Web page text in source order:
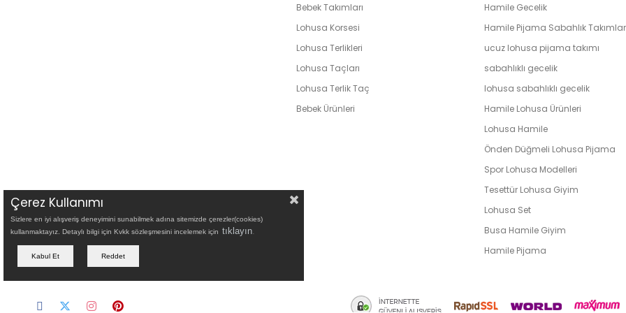
Bebek Takımları
Lohusa Korsesi
Lohusa Terlikleri
Lohusa Taçları
Lohusa Terlik Taç
Bebek Ürünleri
Hamile Gecelik
Hamile Pijama Sabahlık
ucuz lohusa pijama takımı
sabahlıklı gecelik
lohusa sabahlıklı gecelik
Hamile Lohusa Ürünleri
Lohusa Hamile
Önden Düğmeli Lohusa Pijama
Spor Lohusa Modelleri
Tesettür Lohusa Giyim
Lohusa Set
Busa Hamile Giyim
Hamile Pijama
Çerez Kullanımı
Sizlere en iyi alışveriş deneyimini sunabilmek adına sitemizde çerezler(cookies)
kullanmaktayız. Detaylı bilgi için Kvkk sözleşmesini incelemek için tıklayın.
Kabul Et Reddet